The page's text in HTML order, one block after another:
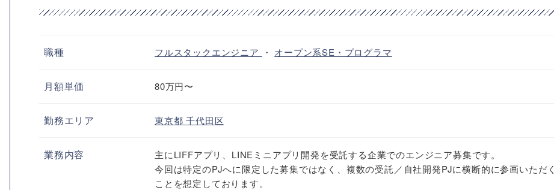
職種 フルスタックエンジニア ・ オープン系SE・プログラマ
月額単価 80万円〜
勤務エリア 東京都千代田区
業務内容
主にLIFFアプリ、LINEミニアプリ開発を受託する企業でのエンジニア募集です。
今回は特定のPJへに限定した募集ではなく、複数の受託／自社開発PJに横断的に参画いただく
ことを想定しております。